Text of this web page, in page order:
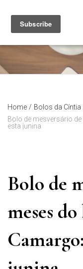
content
Home / Bolos da Cíntia
Bolo de mesversário
esta junina
Bolo de
meses